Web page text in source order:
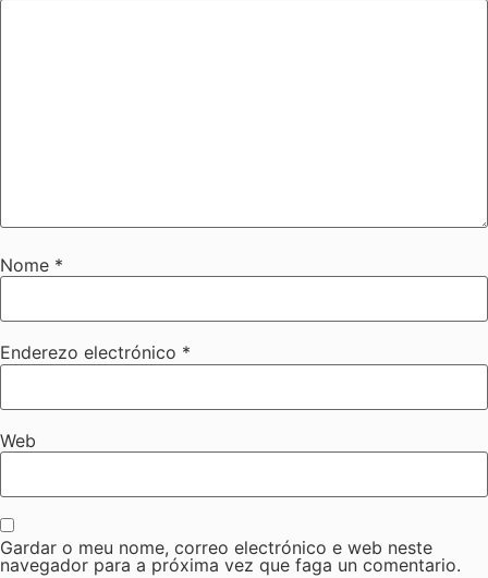
Nome *
Enderezo electrónico *
Web
Gardar o meu nome, correo electrónico e web neste
navegador para a próxima vez que faga un comentario.